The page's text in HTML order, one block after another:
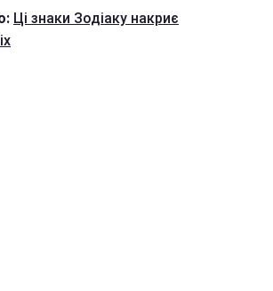
Ці знаки Зодіаку накриє